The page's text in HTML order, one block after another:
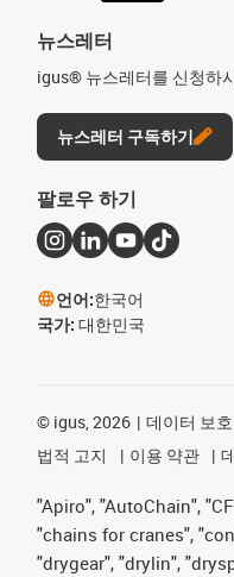
뉴스레터
igus® 뉴스레터를 신청하
뉴스레터 구독하기
팔로우 하기
언어:한국어
국가: 대한민국
© igus, 2026 데이터 보호
법적 고지
이용 약관
"Apiro", "AutoChain",
"chains for cranes",
"drygear", "drylin",